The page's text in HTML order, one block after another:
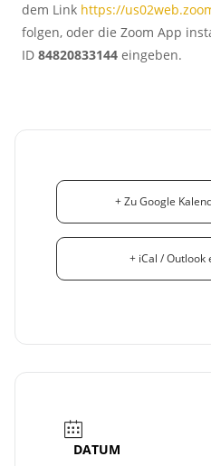
dem Link https://
folgen, oder die Zoom App
ID 84820833144 eingeben.
+ Zu Google
+ iCal / Outlook
DATUM